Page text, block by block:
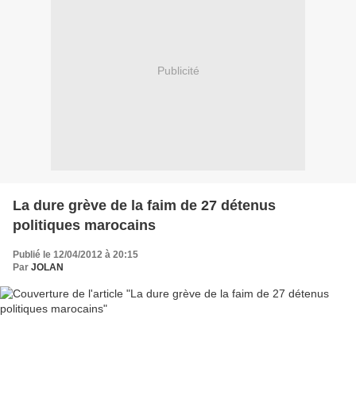
Publicité
La dure grève de la faim de 27 détenus
politiques marocains
Publié le 12/04/2012 à 20:15
Par JOLAN